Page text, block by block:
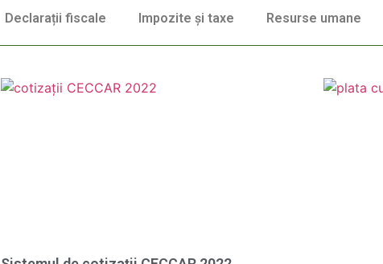
Declarații fiscale Impozite și taxe Resurse umane